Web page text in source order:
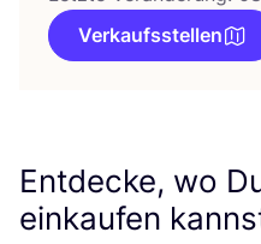
Verkaufsstellen
Entdecke, wo
einkaufen